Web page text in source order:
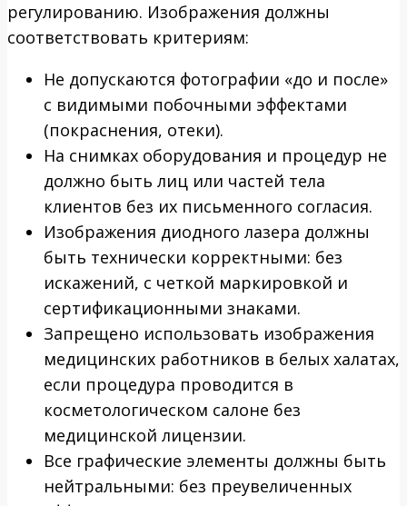
регулированию. Изображения должны
соответствовать критериям:
Не допускаются фотографии «до и после»
с видимыми побочными эффектами
(покраснения, отеки).
На снимках оборудования и процедур не
должно быть лиц или частей тела
клиентов без их письменного согласия.
Изображения диодного лазера должны
быть технически корректными: без
искажений, с четкой маркировкой и
сертификационными знаками.
Запрещено использовать изображения
медицинских работников в белых халатах,
если процедура проводится в
косметологическом салоне без
медицинской лицензии.
Все графические элементы должны быть
нейтральными: без преувеличенных